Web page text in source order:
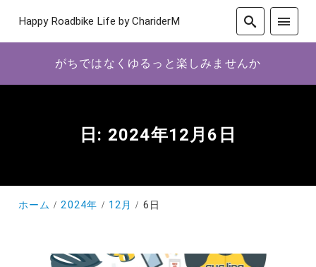
Happy Roadbike Life by ChariderM
がちではなくゆるっと楽しみませんか
日: 2024年12月6日
ホーム 2024年 12月 6日